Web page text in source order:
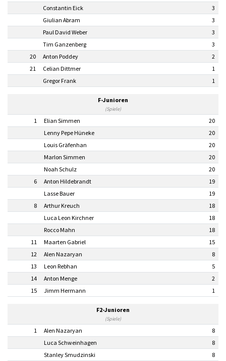
Constantin Eick
3
Giulian Abram
3
Paul David Weber
3
Tim Ganzenberg
3
20
Anton Poddey
2
21
Celian Dittmer
1
Gregor Frank
1
F-Junioren
(Spiele)
1 Elian Simmen
20
Lenny Pepe Hüneke
20
Louis Gräfenhan
20
Marlon Simmen
20
Noah Schulz
20
6
Anton Hildebrandt
19
Lasse Bauer
19
8
Arthur Kreuch
18
Luca Leon Kirchner
18
Rocco Mahn
18
11
Maarten Gabriel
15
12
Alen Nazaryan
8
13
Leon Rebhan
5
14
Anton Menge
2
15
Jimm Hermann 1
F2-Junioren
(Spiele)
1 Alen Nazaryan
8
Luca Schweinhagen
8
Stanley Smudzinski
8